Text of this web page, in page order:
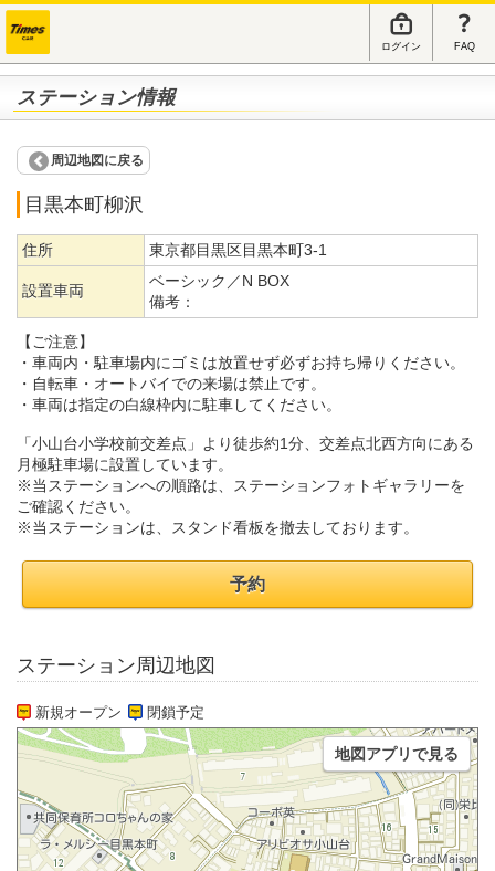
ログイン FAQ
ステーション情報
周辺地図に戻る
目黒本町柳沢
住所 東京都目黒区目黒本町3-1
設置車両
ベーシック／N BOX
備考：
【ご注意】
・車両内・駐車場内にゴミは放置せず必ずお持ち帰りください。
・自転車・オートバイでの来場は禁止です。
・車両は指定の白線枠内に駐車してください。
「小山台小学校前交差点」より徒歩約1分、交差点北西方向にある
月極駐車場に設置しています。
※当ステーションへの順路は、ステーションフォトギャラリーを
ご確認ください。
※当ステーションは、スタンド看板を撤去しております。
予約
ステーション周辺地図
新規オープン 閉鎖予定
地図アプリで見る